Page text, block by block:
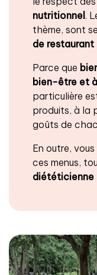
nutritionnel.
thème, sont
de restaurant
Parce que
bien-être et
particulière
produits, à la
goûts de
En outre,
ces menus,